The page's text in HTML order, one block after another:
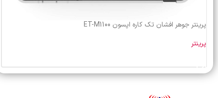
پرینتر جوهر افشان تک کاره اپسون ET-M1100
پرینتر